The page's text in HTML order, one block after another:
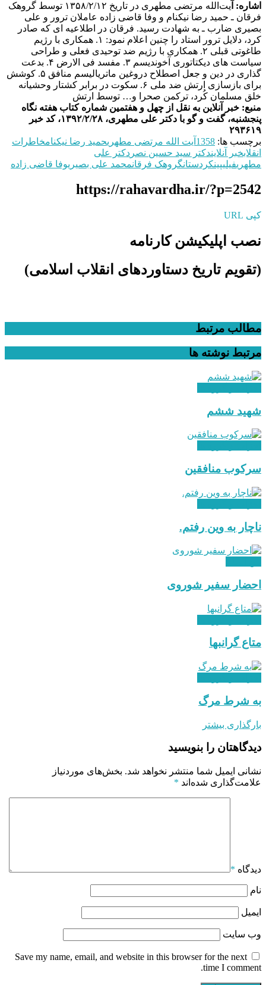
اشاره: آ
یت‌الله مرتضی مطهری در تاریخ ۱۳۵۸/۲/۱۲ توسط گروهک
فرقان ـ حمید رضا نیکنام و وفا قاضی زاده عاملان ترور و علی
بصیری ضارب ـ به شهادت رسید. فرقان در اطلاعیه‌ ای که صادر
کرد، دلایل ترور استاد را چنین اعلام نمود: ۱. همکاری با رژیم
طاغوتی قبلی ۲. همکاری با رژیم ضد توحیدی فعلی و طراحی
سیاست‌ های دیکتاتوری آخوندیسم ۳. مفسد فی‌ الارض ۴. بدعت‌
گذاری در دین و جعل اصطلاح دروغین ماتریالیسم منافق ۵. کوشش
برای بازسازی ارتش ضد ملی ۶. سکوت در برابر کشتار وحشیانه‌
خلق مسلمان کُرد، ترکمن‌ صحرا و… توسط ارتش
منبع: خبر آنلاین به نقل از چهل و هفتمین شماره کتاب هفته نگاه
پنجشنبه، گفت و گو با دکتر علی مطهری، ۱۳۹۲/۲/۲۸، کد خبر
۲۹۳۶۱۹
برچسب ها: 1358 آیت الله مرتضی مطهریحمید رضا نیکنامخاطرات
انقلابخبر آنلایندكتر سيد‌ حسين نصر دکتر علی
مطهریفيليپينکردستانگروهک فرقانمحمد علی بصیریوفا قاضی زاده
https://rahavardha.ir/?p=2542
کپی URL
نصب اپلیکیشن کارنامه
(تقویم تاریخ دستاوردهای انقلاب اسلامی​)
مطالب مرتبط
مرتبط نوشته ها
شهید ششم
سرکوب منافقین
ناچار به وین رفتم.
احضار سفیر شوروی
متاع گرانبها
به شرط مرگ
بارگذاری بیشتر
دیدگاهتان را بنویسید
نشانی ایمیل شما منتشر نخواهد شد. بخش‌های موردنیاز
علامت‌گذاری شده‌اند *
دیدگاه *
نام
ایمیل
وب‌ سایت
Save my name, email, and website in this browser for the next
time I comment.